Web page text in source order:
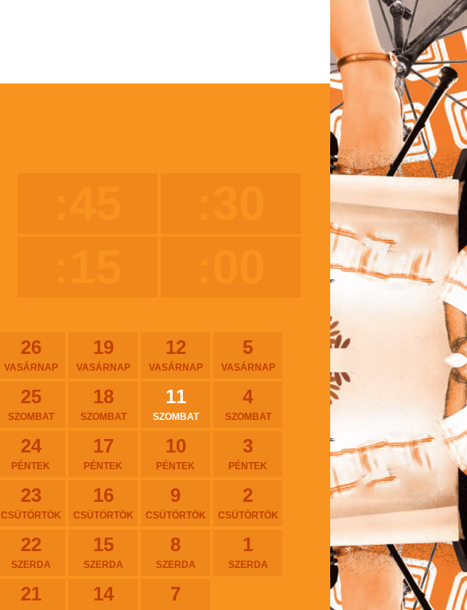
26
VASÁRNAP
19
VASÁRNAP
12
VASÁRNAP
5
VASÁRNAP
25
SZOMBAT
18
SZOMBAT
11
SZOMBAT
4
SZOMBAT
24
PÉNTEK
17
PÉNTEK
10
PÉNTEK
3
PÉNTEK
23
CSÜTÖRTÖK
16
CSÜTÖRTÖK
9
CSÜTÖRTÖK
2
CSÜTÖRTÖK
22
SZERDA
15
SZERDA
8
SZERDA
1
SZERDA
21 14 7